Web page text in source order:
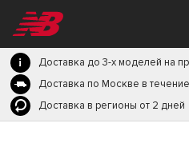
Доставка до 3-х моделей на
Доставка по Москве в
Доставка в регионы от 2 дней